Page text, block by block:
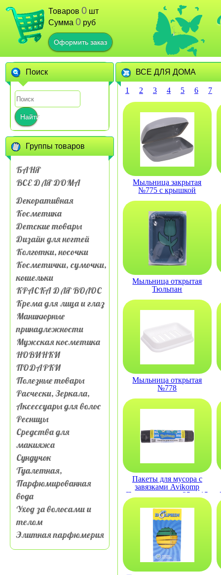
Товаров 0 шт
Сумма 0 руб
Оформить заказ
Поиск
Найти
Группы товаров
БАНЯ
ВСЕ ДЛЯ ДОМА
Декоративная
Косметика
Детские товары
Дизайн для ногтей
Колготки, носочки
Косметички, сумочки,
кошельки
КРАСКА ДЛЯ ВОЛОС
Крема для лица и глаз
Маникюрные
принадлежности
Мужская косметика
НОВИНКИ
ПОДАРКИ
Полезные товары
Расчески, Зеркала,
Аксессуары для волос
Ресницы
Средства для
макияжа
Сундучок
Туалетная,
Парфюмированная
вода
Уход за волосами и
телом
Элитная парфюмерия
ВСЕ ДЛЯ ДОМА
1 2 3 4 5 6 7
Мыльница закрытая
№775 с крышкой
Мыльница открытая
Тюльпан
Мыльница открытая
№778
Пакеты для мусора с
завязками Avikomp
Простоквашино 35 л, 15